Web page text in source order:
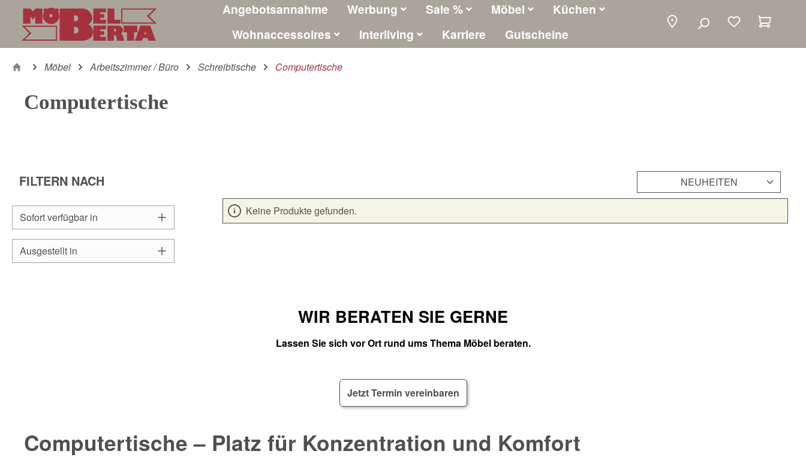
Hauptinhalt springen
Zur Suche springen
Zur Hauptnavigation springen Angebotsannahme Werbung Sale % Möbel
Küchen
Wohnaccessoires
Interliving Karriere Gutscheine
Möbel Arbeitszimmer / Büro Schreibtische Computertische
Computertische
FILTERN NACH
Sofort verfügbar in
Ausgestellt in
Keine Produkte gefunden.
WIR BERATEN SIE GERNE
Lassen Sie sich vor Ort rund ums Thema Möbel beraten.
Jetzt Termin vereinbaren
Computertische – Platz für Konzentration und Komfort